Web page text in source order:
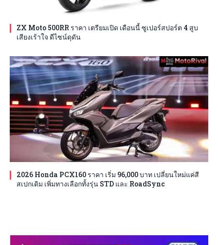
ZX Moto 500RR ราคา เตรียมเปิด เดือนนี้ ซูเปอร์สปอร์ต 4 สูบ
เสียงเร้าใจ ดีไซน์ดุดัน
2026 Honda PCX160 ราคา เริ่ม 96,000 บาท เปลี่ยนใหม่แค่สี
สเปกเดิม เพิ่มทางเลือกทั้งรุ่น STD และ RoadSync